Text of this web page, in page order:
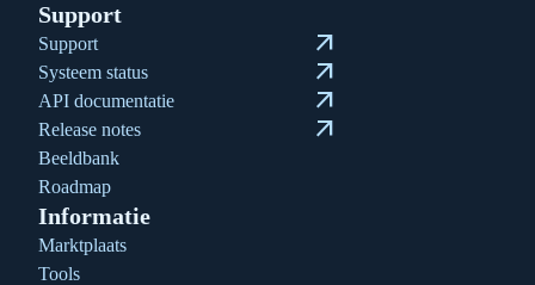
Support
Support arrow_outward
Systeem status arrow_outward
API documentatie arrow_outward
Release notes arrow_outward
Beeldbank
Roadmap
Informatie
Marktplaats
Tools